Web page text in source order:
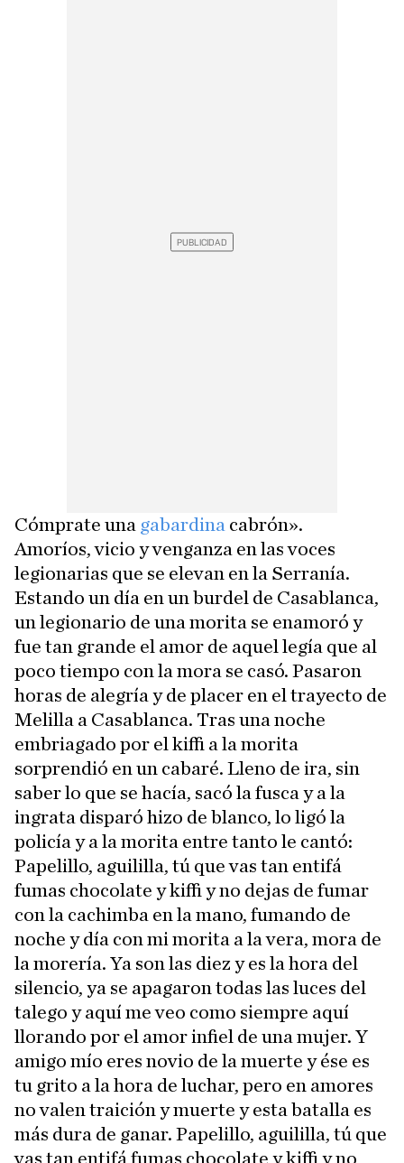
Cómprate una gabardina cabrón».
Amoríos, vicio y venganza en las voces
legionarias que se elevan en la Serranía.
Estando un día en un burdel de Casablanca,
un legionario de una morita se enamoró y
fue tan grande el amor de aquel legía que al
poco tiempo con la mora se casó. Pasaron
horas de alegría y de placer en el trayecto de
Melilla a Casablanca. Tras una noche
embriagado por el kiffi a la morita
sorprendió en un cabaré. Lleno de ira, sin
saber lo que se hacía, sacó la fusca y a la
ingrata disparó hizo de blanco, lo ligó la
policía y a la morita entre tanto le cantó:
Papelillo, aguililla, tú que vas tan entifá
fumas chocolate y kiffi y no dejas de fumar
con la cachimba en la mano, fumando de
noche y día con mi morita a la vera, mora de
la morería. Ya son las diez y es la hora del
silencio, ya se apagaron todas las luces del
talego y aquí me veo como siempre aquí
llorando por el amor infiel de una mujer. Y
amigo mío eres novio de la muerte y ése es
tu grito a la hora de luchar, pero en amores
no valen traición y muerte y esta batalla es
más dura de ganar. Papelillo, aguililla, tú que
vas tan entifá fumas chocolate y kiffi y no